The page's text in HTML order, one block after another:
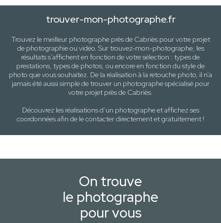
trouver-mon-photographe.fr
Trouvez le meilleur photographe près de Cabrièspour votre projet
de photographie ou vidéo. Sur trouvez-mon-photographe, les
résultats s’affichent en fonction de votre sélection : types de
prestations, types de photos, ou encore en fonction du stylede
photo que vous souhaitez. De la réalisation à la retouche photo, il n’a
jamais été aussi simple de trouver un photographe spécialisé pour
votre projet près de Cabriès.
Découvrez les réalisations d’un photographe et affichez ses
coordonnées afin de le contacter directement et gratuitement !
On trouve
le photographe
pour vous